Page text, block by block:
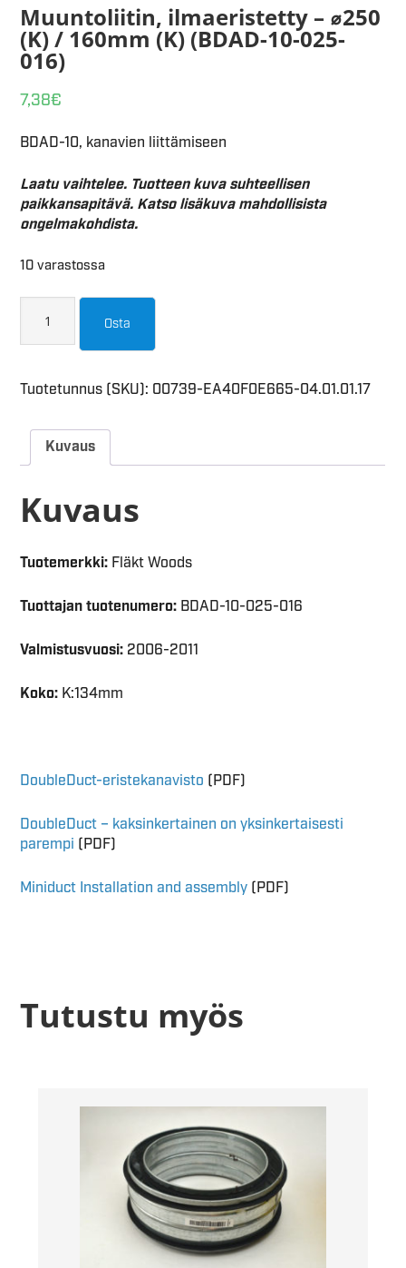
Muuntoliitin, ilmaeristetty – ⌀250
(K) / 160mm (K) (BDAD-10-025-
016)
7,38€
BDAD-10, kanavien liittämiseen
Laatu vaihtelee. Tuotteen kuva suhteellisen
paikkansapitävä. Katso lisäkuva mahdollisista
ongelmakohdista.
10 varastossa
Osta
Tuotetunnus (SKU): 00739-EA40F0E665-04.01.01.17
Kuvaus
Kuvaus
Tuotemerkki: Fläkt Woods
Tuottajan tuotenumero: BDAD-10-025-016
Valmistusvuosi: 2006-2011
Koko: K:134mm
DoubleDuct-eristekanavisto (PDF)
DoubleDuct – kaksinkertainen on yksinkertaisesti
parempi (PDF)
Miniduct Installation and assembly (PDF)
Tutustu myös